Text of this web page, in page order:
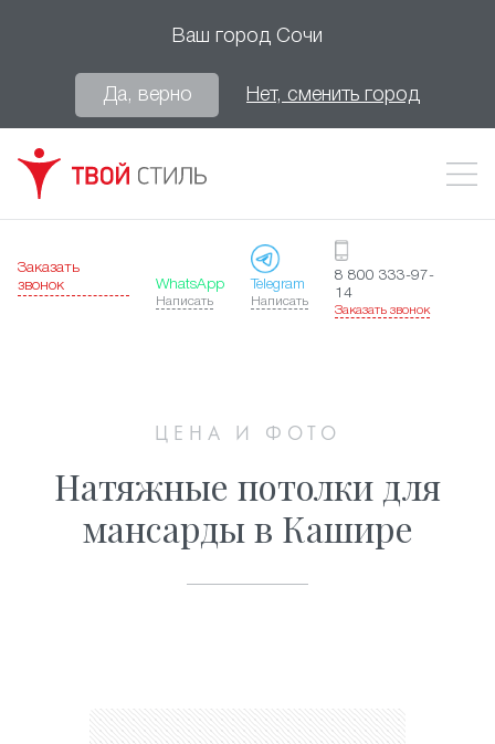
Ваш город Сочи
Да, верно Нет, сменить город
Заказать
звонок
WhatsApp
Написать
Telegram
Написать
8 800 333-97-
14
Заказать звонок
ЦЕНА И ФОТО
Натяжные потолки для
мансарды в Кашире